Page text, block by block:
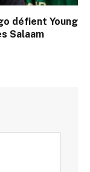
défient Young
Salaam